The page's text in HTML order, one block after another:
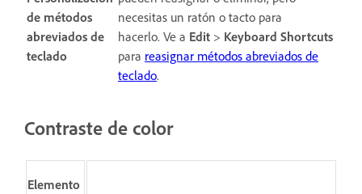
de métodos
abreviados de
teclado
necesitas un ratón o tacto para
hacerlo. Ve a Edit > Keyboard Shortcuts
para reasignar métodos abreviados de
teclado.
Contraste de color
Elemento